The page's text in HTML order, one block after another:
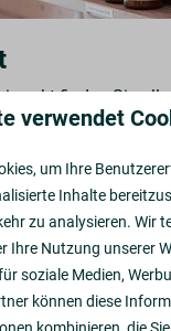
finden Sie
wir auch
verwendet
um Ihre
Inhalte
zu analysieren. Wir
Ihre Nutzung unserer
soziale Medien,
können diese